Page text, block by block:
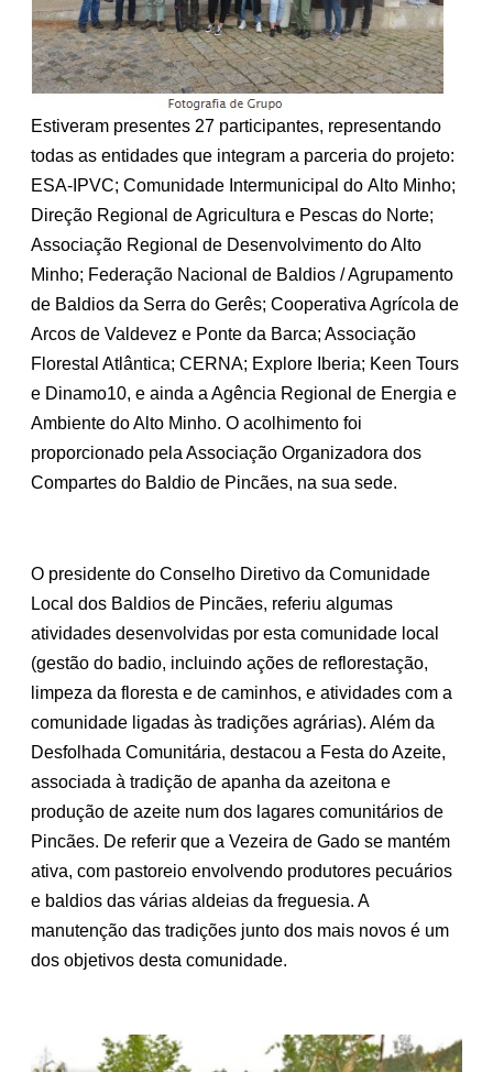
Estiveram presentes 27 participantes, representando
todas as entidades que integram a parceria do projeto:
ESA-IPVC; Comunidade Intermunicipal do Alto Minho;
Direção Regional de Agricultura e Pescas do Norte;
Associação Regional de Desenvolvimento do Alto
Minho; Federação Nacional de Baldios / Agrupamento
de Baldios da Serra do Gerês; Cooperativa Agrícola de
Arcos de Valdevez e Ponte da Barca; Associação
Florestal Atlântica; CERNA; Explore Iberia; Keen Tours
e Dinamo10, e ainda a Agência Regional de Energia e
Ambiente do Alto Minho. O acolhimento foi
proporcionado pela Associação Organizadora dos
Compartes do Baldio de Pincães, na sua sede.
O presidente do Conselho Diretivo da Comunidade
Local dos Baldios de Pincães, referiu algumas
atividades desenvolvidas por esta comunidade local
(gestão do badio, incluindo ações de reflorestação,
limpeza da floresta e de caminhos, e atividades com a
comunidade ligadas às tradições agrárias). Além da
Desfolhada Comunitária, destacou a Festa do Azeite,
associada à tradição de apanha da azeitona e
produção de azeite num dos lagares comunitários de
Pincães. De referir que a Vezeira de Gado se mantém
ativa, com pastoreio envolvendo produtores pecuários
e baldios das várias aldeias da freguesia. A
manutenção das tradições junto dos mais novos é um
dos objetivos desta comunidade.